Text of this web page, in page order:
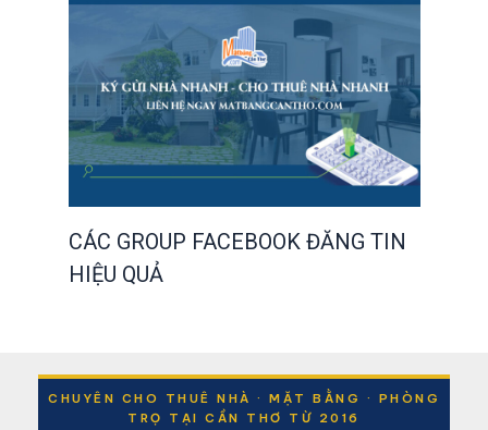
CÁC GROUP FACEBOOK ĐĂNG TIN
HIỆU QUẢ
CHUYÊN CHO THUÊ NHÀ · MẶT BẰNG · PHÒNG
TRỌ TẠI CẦN THƠ TỪ 2016